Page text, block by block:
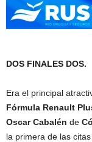
DOS FINALES DOS.
Era el principal
Fórmula Renault
Oscar Cabalén de
la primera de las